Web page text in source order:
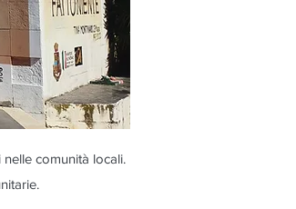
comunità locali.